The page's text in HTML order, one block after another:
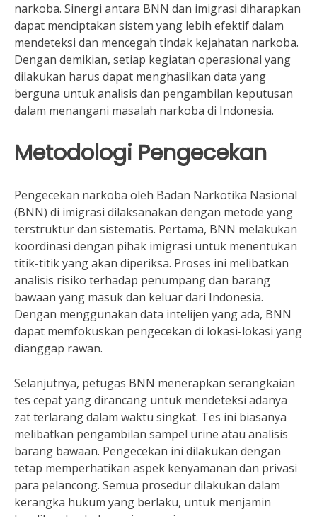
narkoba. Sinergi antara BNN dan imigrasi diharapkan
dapat menciptakan sistem yang lebih efektif dalam
mendeteksi dan mencegah tindak kejahatan narkoba.
Dengan demikian, setiap kegiatan operasional yang
dilakukan harus dapat menghasilkan data yang
berguna untuk analisis dan pengambilan keputusan
dalam menangani masalah narkoba di Indonesia.
Metodologi Pengecekan
Pengecekan narkoba oleh Badan Narkotika Nasional
(BNN) di imigrasi dilaksanakan dengan metode yang
terstruktur dan sistematis. Pertama, BNN melakukan
koordinasi dengan pihak imigrasi untuk menentukan
titik-titik yang akan diperiksa. Proses ini melibatkan
analisis risiko terhadap penumpang dan barang
bawaan yang masuk dan keluar dari Indonesia.
Dengan menggunakan data intelijen yang ada, BNN
dapat memfokuskan pengecekan di lokasi-lokasi yang
dianggap rawan.
Selanjutnya, petugas BNN menerapkan serangkaian
tes cepat yang dirancang untuk mendeteksi adanya
zat terlarang dalam waktu singkat. Tes ini biasanya
melibatkan pengambilan sampel urine atau analisis
barang bawaan. Pengecekan ini dilakukan dengan
tetap memperhatikan aspek kenyamanan dan privasi
para pelancong. Semua prosedur dilakukan dalam
kerangka hukum yang berlaku, untuk menjamin